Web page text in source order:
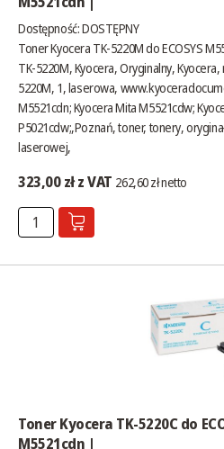
Dostępność:DOSTĘPNY
Toner Kyocera TK-5220M do ECOSYS
TK-5220M, Kyocera, Oryginalny,
5220M, 1, laserowa,
M5521cdn; Kyocera Mita M5521cdw;
P5021cdw;,Poznań, toner, tonery,
laserowej,
323,00 zł z VAT 262,60 zł netto
Toner Kyocera TK-5220C do
M5521cdn |